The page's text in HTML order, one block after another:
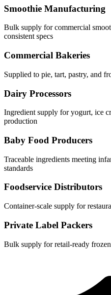
Smoothie Manufacturing
Bulk supply for commercial
consistent specs
Commercial Bakeries
Supplied to pie, tart, pastry, and
Dairy Processors
Ingredient supply for yogurt, ice
production
Baby Food Producers
Traceable ingredients meeting
standards
Foodservice Distributors
Container-scale supply for
Private Label Packers
Bulk supply for retail-ready